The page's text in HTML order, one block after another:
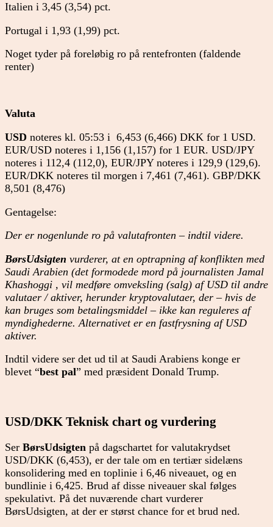
Italien i 3,45 (3,54) pct.
Portugal i 1,93 (1,99) pct.
Noget tyder på foreløbig ro på rentefronten (faldende
renter)
Valuta
USD noteres kl. 05:53 i 6,453 (6,466) DKK for 1 USD.
EUR/USD noteres i 1,156 (1,157) for 1 EUR. USD/JPY
noteres i 112,4 (112,0), EUR/JPY noteres i 129,9 (129,6).
EUR/DKK noteres til morgen i 7,461 (7,461). GBP/DKK
8,501 (8,476)
Gentagelse:
Der er nogenlunde ro på valutafronten – indtil videre.
BørsUdsigten vurderer, at en optrapning af konflikten med
Saudi Arabien (det formodede mord på journalisten Jamal
Khashoggi , vil medføre omveksling (salg) af USD til andre
valutaer / aktiver, herunder kryptovalutaer, der – hvis de
kan bruges som betalingsmiddel – ikke kan reguleres af
myndighederne. Alternativet er en fastfrysning af USD
aktiver.
Indtil videre ser det ud til at Saudi Arabiens konge er
blevet “best pal” med præsident Donald Trump.
USD/DKK Teknisk chart og vurdering
Ser BørsUdsigten på dagschartet for valutakrydset
USD/DKK (6,453), er der tale om en tertiær sidelæns
konsolidering med en toplinie i 6,46 niveauet, og en
bundlinie i 6,425. Brud af disse niveauer skal følges
spekulativt. På det nuværende chart vurderer
BørsUdsigten, at der er størst chance for et brud ned.